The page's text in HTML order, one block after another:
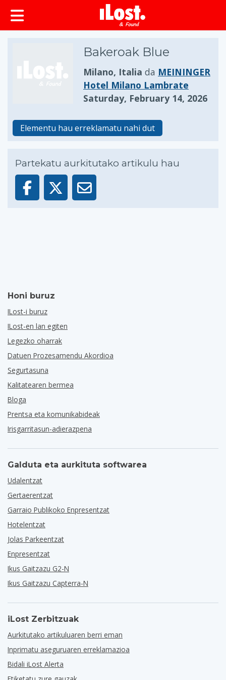
Bakeroak Blue
Milano, Italia da MEININGER
Hotel Milano Lambrate
Saturday, February 14, 2026
Elementu hau erreklamatu nahi dut
Partekatu aurkitutako artikulu hau
Honi buruz
ILost-i buruz
ILost-en lan egiten
Legezko oharrak
Datuen Prozesamendu Akordioa
Segurtasuna
Kalitatearen bermea
Bloga
Prentsa eta komunikabideak
Irisgarritasun-adierazpena
Galduta eta aurkituta softwarea
Udalentzat
Gertaerentzat
Garraio Publikoko Enpresentzat
Hotelentzat
Jolas Parkeentzat
Enpresentzat
Ikus Gaitzazu G2-N
Ikus Gaitzazu Capterra-N
iLost Zerbitzuak
Aurkitutako artikuluaren berri eman
Inprimatu aseguruaren erreklamazioa
Bidali iLost Alerta